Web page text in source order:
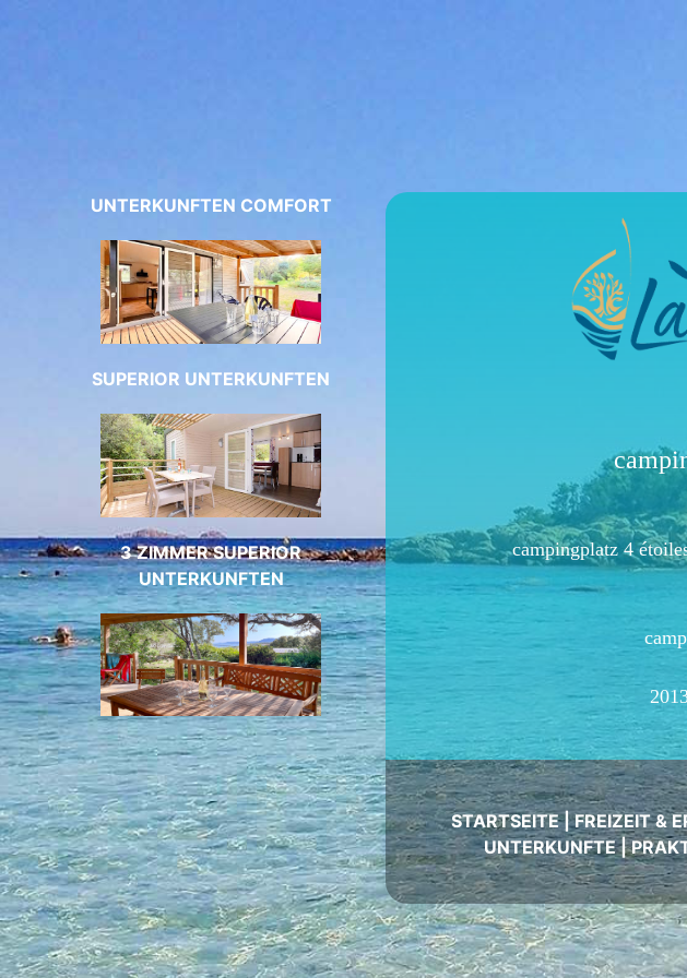
UNTERKUNFTEN COMFORT
SUPERIOR UNTERKUNFTEN
3 ZIMMER SUPERIOR
UNTERKUNFTEN
campingplatz 4
STARTSEITE|FREIZEIT &
UNTERKUNFTE|